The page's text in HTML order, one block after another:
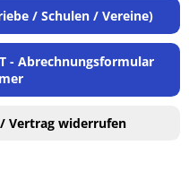
/ Schulen / Vereine)
- Abrechnungsformular
Vertrag widerrufen